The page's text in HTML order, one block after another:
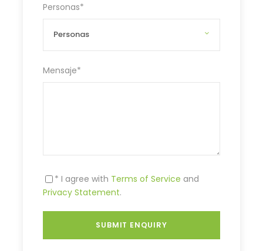
Personas*
Mensaje*
* I agree with Terms of Service and
Privacy Statement.